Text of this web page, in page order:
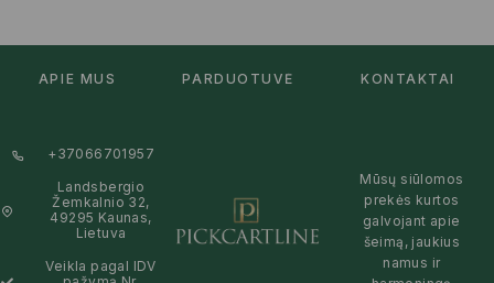
APIE MUS PARDUOTUVĖ KONTAKTAI
+37066701957
Landsbergio
Žemkalnio 32,
49295 Kaunas,
Lietuva
Veikla pagal IDV
Mūsų siūlomos
prekės kurtos
galvojant apie
šeimą, jaukius
namus ir